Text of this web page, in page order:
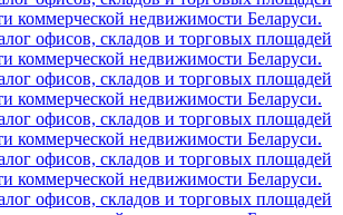
коммерческой недвижимости Беларуси.
офисов, складов и торговых площадей
коммерческой недвижимости Беларуси.
офисов, складов и торговых площадей
коммерческой недвижимости Беларуси.
офисов, складов и торговых площадей
коммерческой недвижимости Беларуси.
офисов, складов и торговых площадей
коммерческой недвижимости Беларуси.
офисов, складов и торговых площадей